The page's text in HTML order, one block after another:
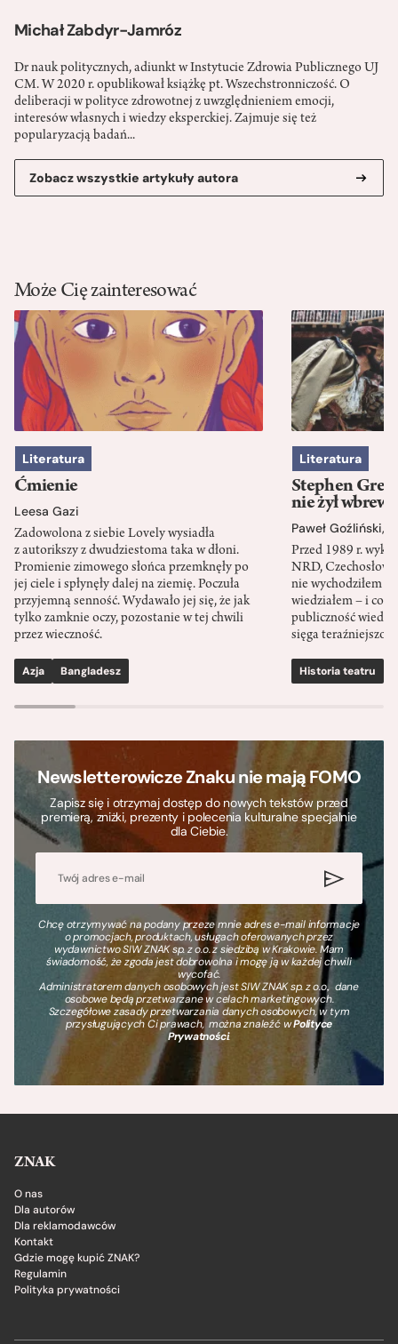
Michał Zabdyr-Jamróz
Dr nauk politycznych, adiunkt w Instytucie Zdrowia Publicznego UJ
CM. W 2020 r. opublikował książkę pt. Wszechstronniczość. O
deliberacji w polityce zdrowotnej z uwzględnieniem emocji,
interesów własnych i wiedzy eksperckiej. Zajmuje się też
popularyzacją badań...
Zobacz wszystkie artykuły autora
Może Cię zainteresować
Literatura
Ćmienie
Leesa Gazi
Zadowolona z siebie Lovely wysiadła
z autorikszy z dwudziestoma taka w dłoni.
Promienie zimowego słońca przemknęły po
jej ciele i spłynęły dalej na ziemię. Poczuła
przyjemną senność. Wydawało jej się, że jak
tylko zamknie oczy, pozostanie w tej chwili
przez wieczność.
Azja Bangladesz
Literatura
Stephen
nie żył wbrew
Paweł Goźliński,
Przed 1989 r.
NRD,
nie wychodziłem
wiedziałem – i co
publiczność
sięga
Historia teatru
Newsletterowicze Znaku nie mają FOMO
Zapisz się i otrzymaj dostęp do nowych tekstów przed
premierą, zniżki, prezenty i polecenia kulturalne specjalnie
dla Ciebie.
Chcę otrzymywać na podany przeze mnie adres e-mail informacje
o promocjach, produktach, usługach oferowanych przez
wydawnictwo SIW ZNAK sp. z o.o. z siedzibą w Krakowie. Mam
świadomość, że zgoda jest dobrowolna i mogę ją w każdej chwili
wycofać.
Administratorem danych osobowych jest SIW ZNAK sp. z o.o., dane
osobowe będą przetwarzane w celach marketingowych.
Szczegółowe zasady przetwarzania danych osobowych, w tym
przysługujących Ci prawach, można znaleźć wPolityce
Prywatności.
ZNAK
O nas
Dla autorów
Dla reklamodawców
Kontakt
Gdzie mogę kupić ZNAK?
Regulamin
Polityka prywatności